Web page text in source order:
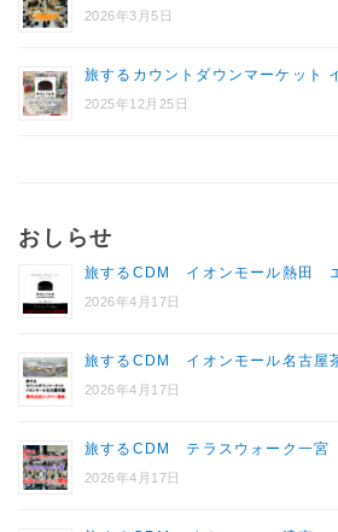
2026年3月5日
旅するカウントダウンマーケット
2025年12月25日
おしらせ
旅するCDM イオンモール熱田
2026年4月17日
旅するCDM イオンモール名古屋
2026年4月17日
旅するCDM テラスウォーク一宮
2026年4月17日